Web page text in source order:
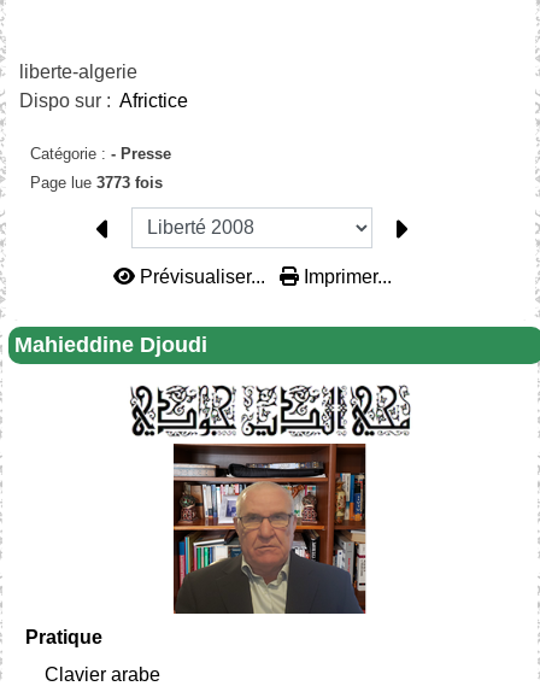
Mahieddine Djoudi
Pratique
Clavier arabe
liberte-algerie
Dispo sur : Africtice
Catégorie : - Presse
Page lue 3773 fois
Prévisualiser... Imprimer...